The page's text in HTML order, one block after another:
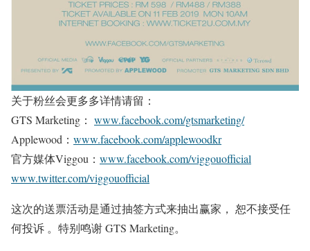
关于粉丝会更多多详情请留：
GTS Marketing： www.facebook.com/gtsmarketing/
Applewood： www.facebook.com/applewoodkr
官方媒体Viggou： www.facebook.com/viggouofficial
www.twitter.com/viggouofficial
这次的送票活动是通过抽签方式来抽出赢家， 恕不接受任
何投诉 。特别鸣谢 GTS Marketing。